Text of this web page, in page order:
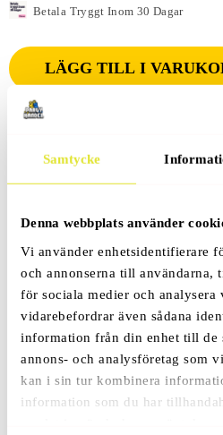
Samtycke
Denna webbplats använder
Vi använder enhetsidentifierare
och annonserna till användarna,
för sociala medier och analysera
vidarebefordrar även sådana
information från din enhet till de
annons- och analysföretag som
kan i sin tur kombinera
information som du har
Betala Tryggt Inom 30 Dagar
LÄGG TILL I
Produktbeskrivning
Recensioner (0)
Relaterade